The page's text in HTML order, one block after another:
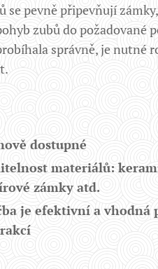
se pevně připevňují
zubů do požadované
správně, je nutné
dostupné
materiálů:
zámky atd.
je efektivní a vhodná